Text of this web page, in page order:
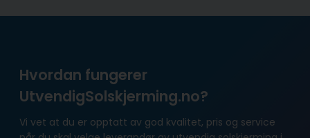
Hvordan fungerer
UtvendigSolskjerming.no?
Vi vet at du er opptatt av god kvalitet, pris og service